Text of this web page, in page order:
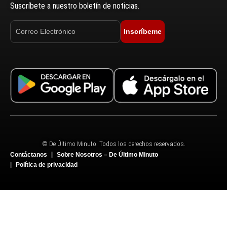
Suscríbete a nuestro boletín de noticias.
Inscríbeme
© De Último Minuto. Todos los derechos reservados.
Contáctanos
Sobre Nosotros – De Último Minuto
Política de privacidad